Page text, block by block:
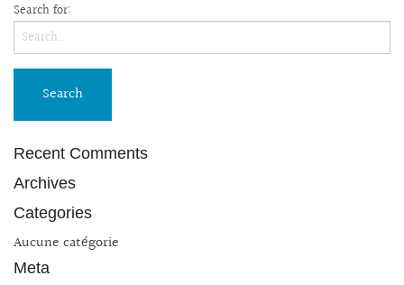
Search for:
Recent Comments
Archives
Categories
Aucune catégorie
Meta